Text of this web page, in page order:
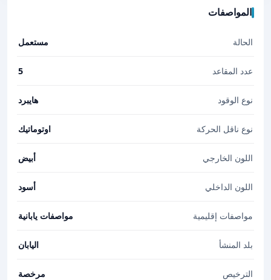
المواصفات
الحالة مستعمل
عدد المقاعد 5
نوع الوقود هايبرد
نوع ناقل الحركة اوتوماتيك
اللون الخارجي أبيض
اللون الداخلي أسود
مواصفات إقليمية مواصفات يابانية
بلد المنشأ اليابان
الترخيص مرخصة